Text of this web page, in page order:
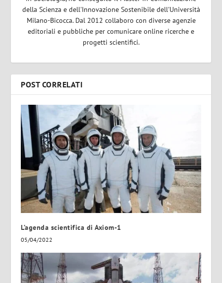
della Scienza e dell'Innovazione Sostenibile dell'Università
Milano-Bicocca. Dal 2012 collaboro con diverse agenzie
editoriali e pubbliche per comunicare online ricerche e
progetti scientifici.
POST CORRELATI
L’agenda scientifica di Axiom-1
05/04/2022